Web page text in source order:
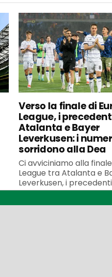
Verso la finale di
League, i
Atalanta e Bayer
Leverkusen: i
sorridono alla Dea
Ci avviciniamo alla
League tra Atalanta e
Leverkusen, i